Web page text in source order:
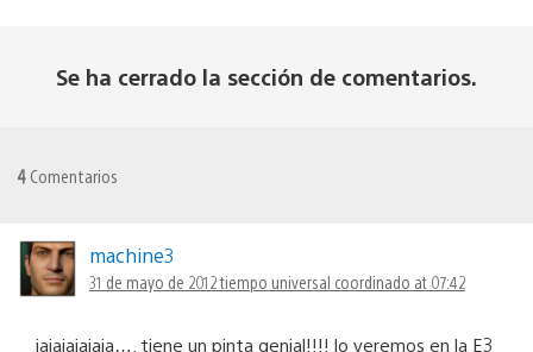
Se ha cerrado la sección de comentarios.
4 Comentarios
machine3
31 de mayo de 2012 tiempo universal coordinado at 07:42
jajajajajaja…. tiene un pinta genial!!!! lo veremos en la E3